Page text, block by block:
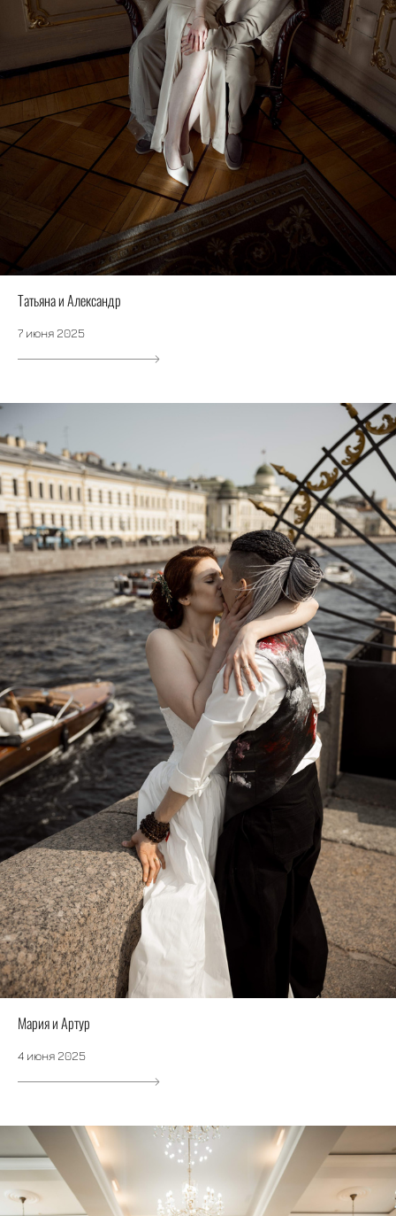
Татьяна и Александр
7 июня 2025
Мария и Артур
4 июня 2025